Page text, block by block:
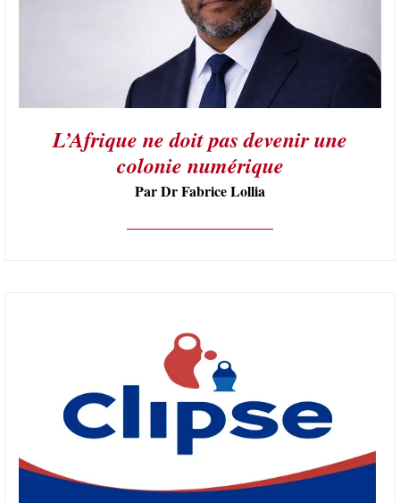
L’Afrique ne doit pas devenir une
colonie numérique
Par Dr Fabrice Lollia